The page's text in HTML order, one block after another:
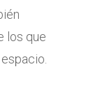
los que